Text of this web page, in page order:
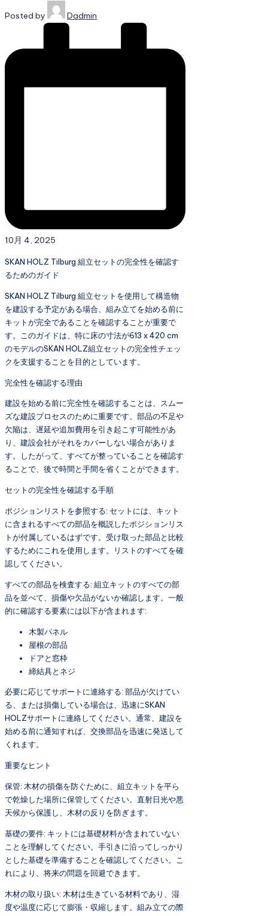
Posted by Dadmin
10月 4, 2025
SKAN HOLZ Tilburg 組立セットの完全性を確認す
るためのガイド
SKAN HOLZ Tilburg 組立セットを使用して構造物
を建設する予定がある場合、組み立てを始める前に
キットが完全であることを確認することが重要で
す。このガイドは、特に床の寸法が613 x 420 cm
のモデルのSKAN HOLZ組立セットの完全性チェッ
クを支援することを目的としています。
完全性を確認する理由
建設を始める前に完全性を確認することは、スムー
ズな建設プロセスのために重要です。部品の不足や
欠陥は、遅延や追加費用を引き起こす可能性があ
り、建設会社がそれをカバーしない場合がありま
す。したがって、すべてが整っていることを確認す
ることで、後で時間と手間を省くことができます。
セットの完全性を確認する手順
ポジションリストを参照する: セットには、キット
に含まれるすべての部品を概説したポジションリス
トが付属しているはずです。受け取った部品と比較
するためにこれを使用します。リストのすべてを確
認してください。
すべての部品を検査する: 組立キットのすべての部
品を並べて、損傷や欠品がないか確認します。一般
的に確認する要素には以下が含まれます:
木製パネル
屋根の部品
ドアと窓枠
締結具とネジ
必要に応じてサポートに連絡する: 部品が欠けてい
る、または損傷している場合は、迅速にSKAN
HOLZサポートに連絡してください。通常、建設を
始める前に通知すれば、交換部品を迅速に発送して
くれます。
重要なヒント
保管: 木材の損傷を防ぐために、組立キットを平ら
で乾燥した場所に保管してください。直射日光や悪
天候から保護し、木材の反りを防ぎます。
基礎の要件: キットには基礎材料が含まれていない
ことを理解してください。手引きに沿ってしっかり
とした基礎を準備することを確認してください。こ
れにより、将来の問題を回避できます。
木材の取り扱い: 木材は生きている材料であり、湿
度や温度に応じて膨張・収縮します。組み立ての際